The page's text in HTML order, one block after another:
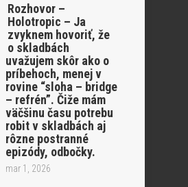
Rozhovor –
Holotropic – Ja
zvyknem hovoriť, že
o skladbách
uvažujem skôr ako o
príbehoch, menej v
rovine “sloha – bridge
– refrén”. Čiže mám
väčšinu času potrebu
robit v skladbách aj
rôzne postranné
epizódy, odbočky.
mar 1, 2026